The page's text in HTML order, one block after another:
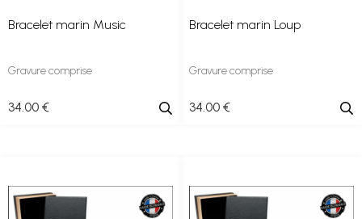
Bracelet marin Music
Gravure comprise
34.00 €
Bracelet marin Loup
Gravure comprise
34.00 €